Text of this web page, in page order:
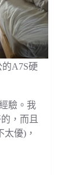
A7S硬
驗。我
，而且
太優)，